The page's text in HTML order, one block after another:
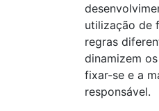
utilização de
regras
dinamizem
fixar-se e a
responsável.